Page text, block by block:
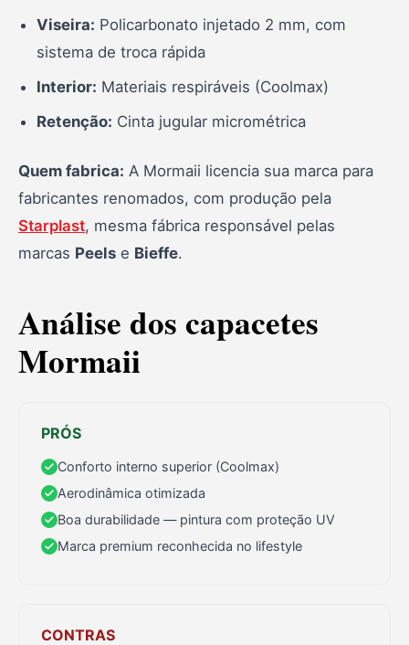
Viseira: Policarbonato injetado 2 mm, com
sistema de troca rápida
Interior: Materiais respiráveis (Coolmax)
Retenção: Cinta jugular micrométrica
Quem fabrica: A Mormaii licencia sua marca para
fabricantes renomados, com produção pela
Starplast, mesma fábrica responsável pelas
marcas Peels e Bieffe.
Análise dos capacetes
Mormaii
PRÓS
Conforto interno superior (Coolmax)
Aerodinâmica otimizada
Boa durabilidade — pintura com proteção UV
Marca premium reconhecida no lifestyle
CONTRAS